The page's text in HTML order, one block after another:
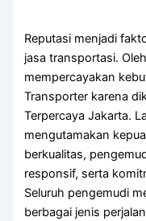
Reputasi menjadi
jasa transportasi.
mempercayakan
Transporter karena
Terpercaya Jakarta.
mengutamakan
berkualitas,
responsif, serta
Seluruh pengemudi
berbagai jenis